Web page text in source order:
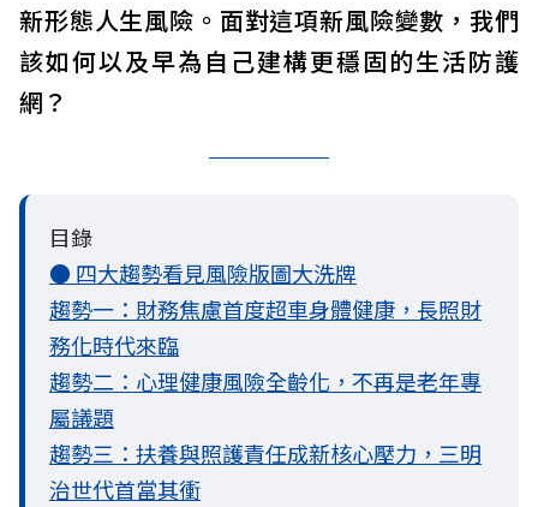
新形態人生風險。面對這項新風險變數，我們
該如何以及早為自己建構更穩固的生活防護
網？
目錄
● 四大趨勢看見風險版圖大洗牌
趨勢一：財務焦慮首度超車身體健康，長照財
務化時代來臨
趨勢二：心理健康風險全齡化，不再是老年專
屬議題
趨勢三：扶養與照護責任成新核心壓力，三明
治世代首當其衝